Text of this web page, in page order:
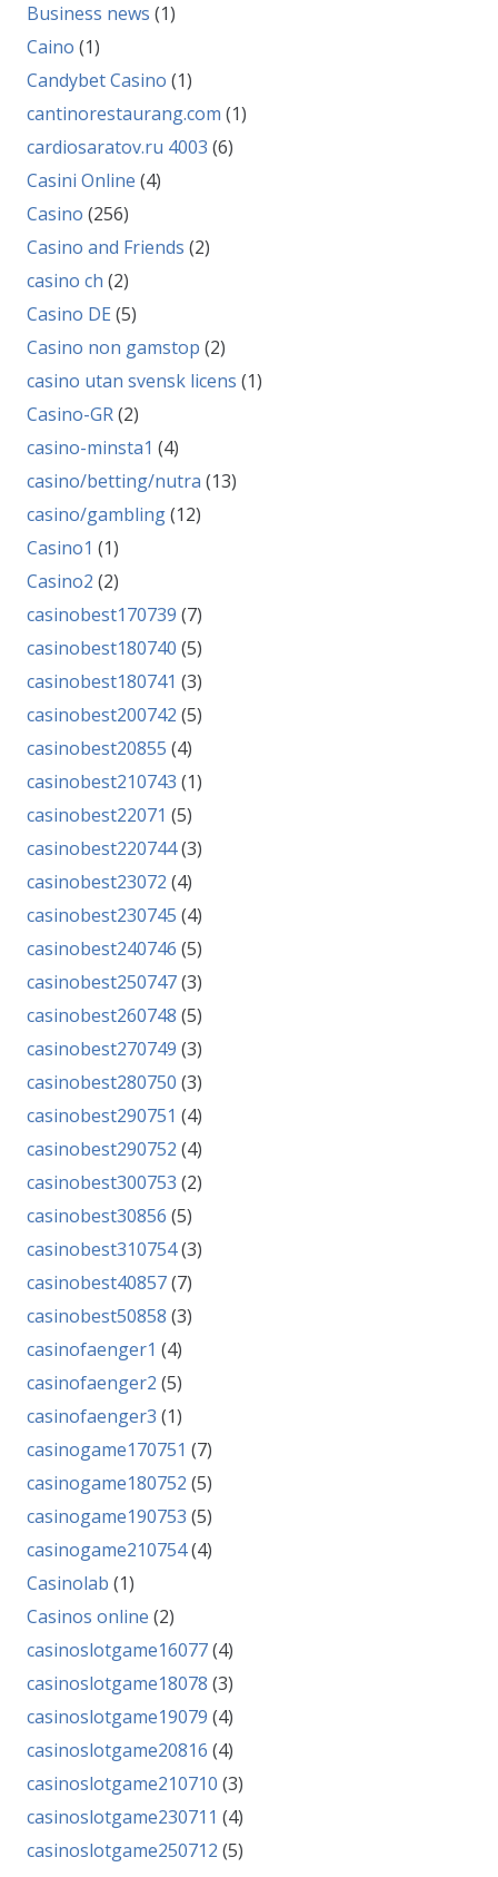
Business news (1)
Caino (1)
Candybet Casino (1)
cantinorestaurang.com (1)
cardiosaratov.ru 4003 (6)
Casini Online (4)
Casino (256)
Casino and Friends (2)
casino ch (2)
Casino DE (5)
Casino non gamstop (2)
casino utan svensk licens (1)
Casino-GR(2)
casino-minsta1 (4)
casino/betting/nutra (13)
casino/gambling(12)
Casino1 (1)
Casino2 (2)
casinobest170739 (7)
casinobest180740 (5)
casinobest180741 (3)
casinobest200742 (5)
casinobest20855 (4)
casinobest210743 (1)
casinobest22071 (5)
casinobest220744(3)
casinobest23072 (4)
casinobest230745 (4)
casinobest240746 (5)
casinobest250747(3)
casinobest260748 (5)
casinobest270749 (3)
casinobest280750 (3)
casinobest290751 (4)
casinobest290752 (4)
casinobest300753 (2)
casinobest30856 (5)
casinobest310754(3)
casinobest40857(7)
casinobest50858 (3)
casinofaenger1 (4)
casinofaenger2 (5)
casinofaenger3 (1)
casinogame170751 (7)
casinogame180752 (5)
casinogame190753 (5)
casinogame210754(4)
Casinolab (1)
Casinos online (2)
casinoslotgame16077(4)
casinoslotgame18078 (3)
casinoslotgame19079 (4)
casinoslotgame20816 (4)
casinoslotgame210710 (3)
casinoslotgame230711 (4)
casinoslotgame250712 (5)